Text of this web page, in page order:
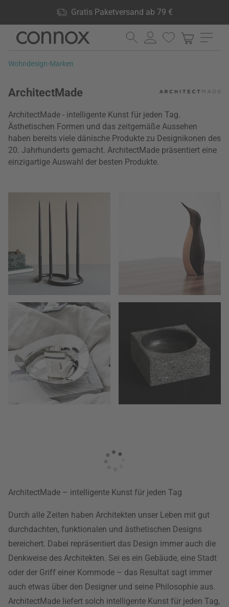
Gratis Paketversand ab 79 €
lagernd, 60 Tage Rückgaberecht
Direkt
Seiteninhalt
Direkt
Suchfeld
Wohndesign-Marken
ArchitectMade
ArchitectMade - intelligente Kunst für jeden Tag.
Ästhetischen Formen und das zeitgemäße Aussehen
haben bereits viele dänische Produkte zu Designikonen des
20. Jahrhunderts gemacht. ArchitectMade präsentiert eine
einzigartige Auswahl der besten Produkte.
ArchitectMade – intelligente Kunst für jeden Tag
Durch alle Zeiten haben Architekten unser Leben mit gut
durchdachten, funktionalen und ästhetischen Designs
bereichert. Dabei repräsentiert das Design immer auch die
Denkweise des Architekten. Sei es ein Gebäude, eine Stadt
oder der Griff einer Kommode – das Resultat sagt immer
auch etwas über den Designer und seine Philosophie aus.
ArchitectMade liefert solch intelligente Kunst für jeden Tag,